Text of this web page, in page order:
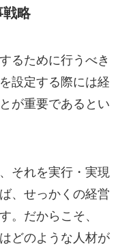
戦略
るために行うべき
設定する際には経
が重要であるとい
それを実行・実現
、せっかくの経営
。だからこそ、
どのような人材が